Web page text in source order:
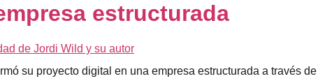
estructurada
su proyecto digital en una empresa estructurada a través